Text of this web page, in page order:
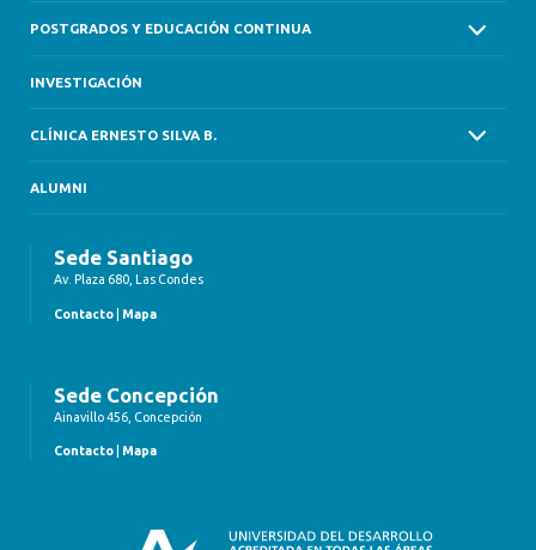
POSTGRADOS Y EDUCACIÓN CONTINUA
INVESTIGACIÓN
CLÍNICA ERNESTO SILVA B.
ALUMNI
Sede Santiago
Av. Plaza 680, Las Condes
Contacto Mapa
Sede Concepción
Ainavillo 456, Concepción
Contacto Mapa